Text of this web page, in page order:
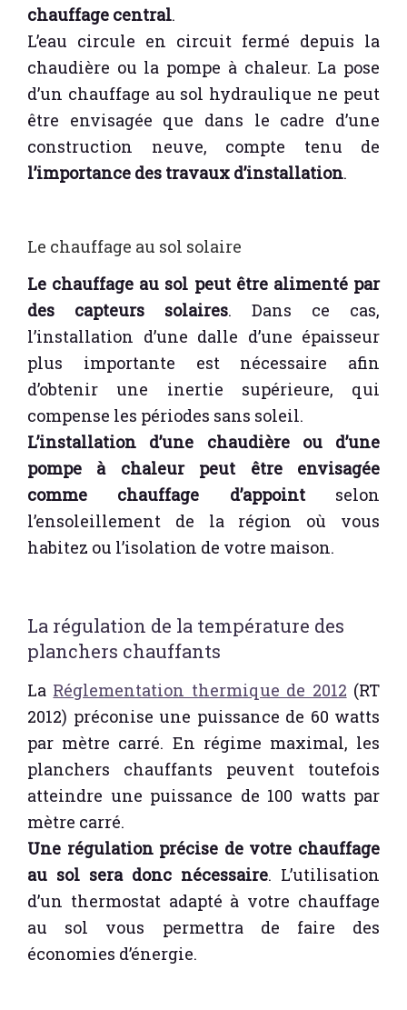
chauffage central.
L’eau circule en circuit fermé depuis la
chaudière ou la pompe à chaleur. La pose
d’un chauffage au sol hydraulique ne peut
être envisagée que dans le cadre d’une
construction neuve, compte tenu de
l’importance des travaux d’installation.
Le chauffage au sol solaire
Le chauffage au sol peut être alimenté par
des capteurs solaires. Dans ce cas,
l’installation d’une dalle d’une épaisseur
plus importante est nécessaire afin
d’obtenir une inertie supérieure, qui
compense les périodes sans soleil.
L’installation d’une chaudière ou d’une
pompe à chaleur peut être envisagée
comme chauffage d’appoint selon
l’ensoleillement de la région où vous
habitez ou l’isolation de votre maison.
La régulation de la température des
planchers chauffants
La Réglementation thermique de 2012 (RT
2012) préconise une puissance de 60 watts
par mètre carré. En régime maximal, les
planchers chauffants peuvent toutefois
atteindre une puissance de 100 watts par
mètre carré.
Une régulation précise de votre chauffage
au sol sera donc nécessaire. L’utilisation
d’un thermostat adapté à votre chauffage
au sol vous permettra de faire des
économies d’énergie.